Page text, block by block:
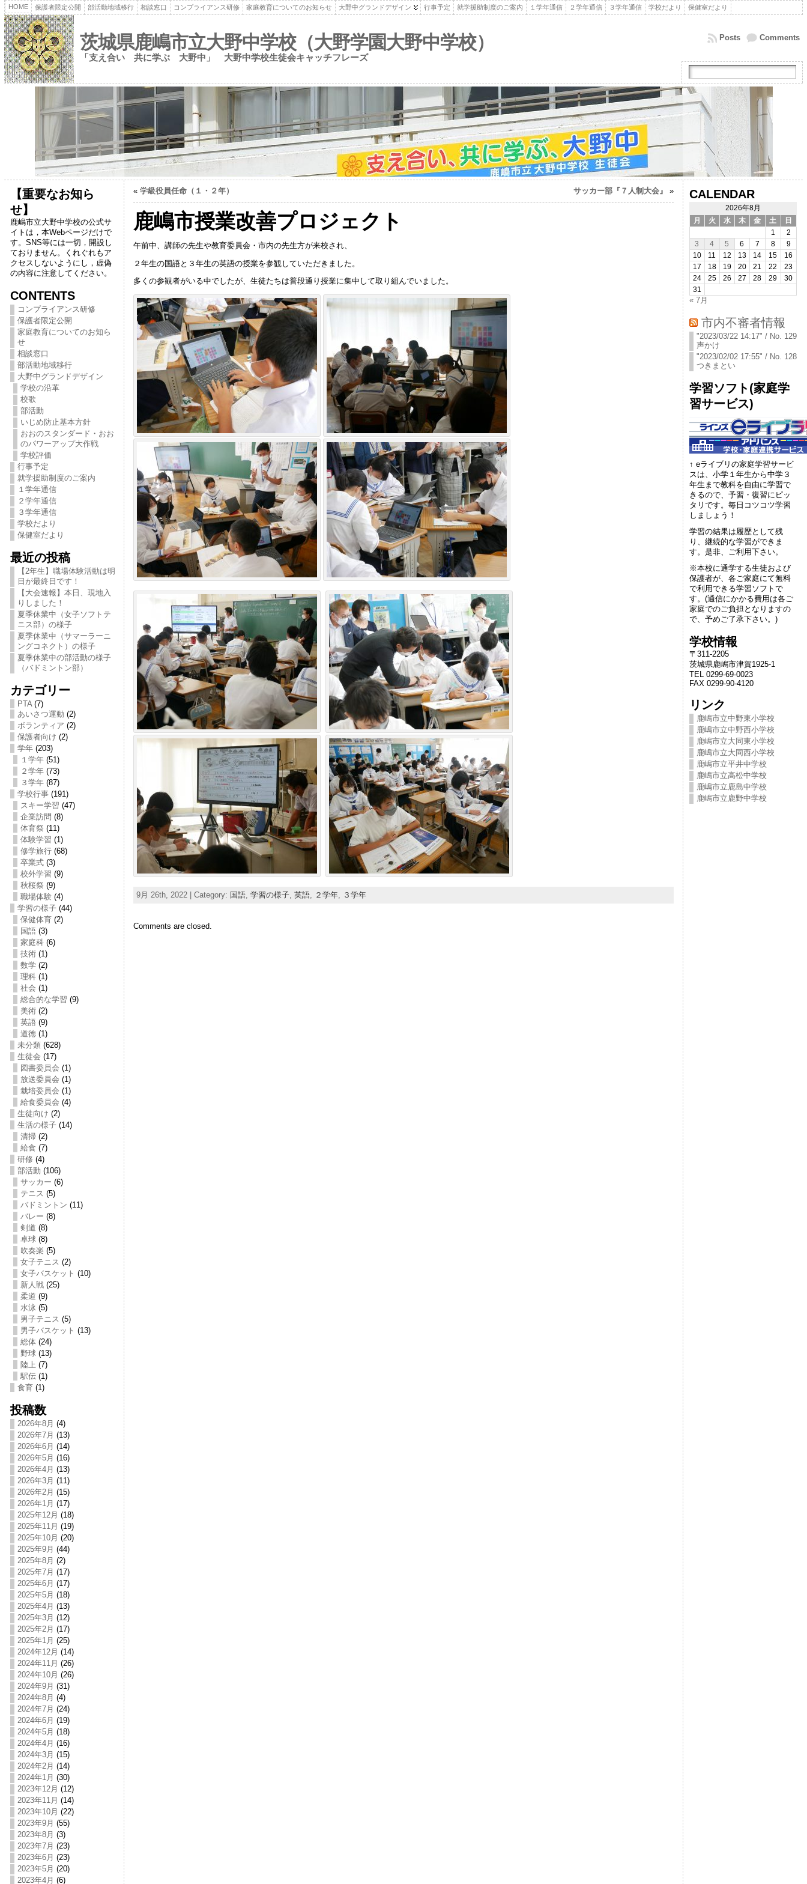
HOME 保護者限定公開 部活動地域移行 相談窓口 コンプライアンス研修 家庭教育についてのお知らせ 大野中グランドデザイン 行事予定 就学援助制度のご案内 １学年通信 ２学年通信 ３学年通信 学校だより 保健室だより
茨城県鹿嶋市立大野中学校（大野学園大野中学校）
「支え合い 共に学ぶ 大野中」 大野中学校生徒会キャッチフレーズ
Comments
Posts
【重要なお知ら
せ】
鹿嶋市立大野中学校の公式サ
イトは，本Webページだけで
す。SNS等には一切，開設し
ておりません。くれぐれもア
クセスしないようにし，虚偽
の内容に注意してください。
CONTENTS
コンプライアンス研修
保護者限定公開
家庭教育についてのお知ら
せ
相談窓口
部活動地域移行
大野中グランドデザイン
学校の沿革
校歌
部活動
いじめ防止基本方針
おおのスタンダード・おお
のパワーアップ大作戦
学校評価
行事予定
就学援助制度のご案内
１学年通信
２学年通信
３学年通信
学校だより
保健室だより
最近の投稿
【2年生】職場体験活動は明
日が最終日です！
【大会速報】本日、現地入
りしました！
夏季休業中（女子ソフトテ
ニス部）の様子
夏季休業中（サマーラーニ
ングコネクト）の様子
夏季休業中の部活動の様子
（バドミントン部）
カテゴリー
PTA(7)
あいさつ運動 (2)
ボランティア (2)
保護者向け (2)
学年(203)
１学年(51)
２学年(73)
３学年(87)
学校行事(191)
スキー学習 (47)
企業訪問 (8)
体育祭 (11)
体験学習 (1)
修学旅行(68)
卒業式(3)
校外学習 (9)
秋桜祭 (9)
職場体験(4)
学習の様子(44)
保健体育(2)
国語(3)
家庭科(6)
技術(1)
数学(2)
理科(1)
社会 (1)
総合的な学習 (9)
美術(2)
英語(9)
道徳(1)
未分類(628)
生徒会 (17)
図書委員会 (1)
放送委員会 (1)
栽培委員会 (1)
給食委員会 (4)
生徒向け (2)
生活の様子(14)
清掃(2)
給食 (7)
研修 (4)
部活動 (106)
サッカー (6)
テニス (5)
バドミントン (11)
バレー (8)
剣道 (8)
卓球(8)
吹奏楽 (5)
女子テニス (2)
女子バスケット (10)
新人戦(25)
柔道 (9)
水泳(5)
男子テニス (5)
男子バスケット (13)
総体(24)
野球(13)
陸上 (7)
駅伝(1)
食育(1)
投稿数
2026年8月 (4)
2026年7月 (13)
2026年6月 (14)
2026年5月 (16)
2026年4月 (13)
2026年3月 (11)
2026年2月 (15)
2026年1月 (17)
2025年12月 (18)
2025年11月 (19)
2025年10月 (20)
2025年9月 (44)
2025年8月 (2)
2025年7月 (17)
2025年6月 (17)
2025年5月 (18)
2025年4月 (13)
2025年3月 (12)
2025年2月 (17)
2025年1月 (25)
2024年12月 (14)
2024年11月 (26)
2024年10月 (26)
2024年9月 (31)
2024年8月 (4)
2024年7月 (24)
2024年6月 (19)
2024年5月 (18)
2024年4月 (16)
2024年3月 (15)
2024年2月 (14)
2024年1月 (30)
2023年12月 (12)
2023年11月 (14)
2023年10月 (22)
2023年9月 (55)
2023年8月 (3)
2023年7月 (23)
2023年6月 (23)
2023年5月 (20)
2023年4月 (6)
« 学級役員任命（１・２年） サッカー部『７人制大会』 »
鹿嶋市授業改善プロジェクト
午前中、講師の先生や教育委員会・市内の先生方が来校され、
２年生の国語と３年生の英語の授業を参観していただきました。
多くの参観者がいる中でしたが、生徒たちは普段通り授業に集中して取り組んでいました。
9月 26th, 2022 | Category: 国語, 学習の様子, 英語, ２学年, ３学年
Comments are closed.
CALENDAR
2026年8月
月
火 水 木 金 土
日
1
2
3
4 5 6 7 8
9
10
11 12 13 14 15
16
17
18 19 20 21 22
23
24
25 26 27 28 29
30
31
« 7月
市内不審者情報
"2023/03/22 14:17" / No. 129
声かけ
"2023/02/02 17:55" / No. 128
つきまとい
学習ソフト(家庭学
習サービス)
↑ eライブリの家庭学習サービ
スは、小学１年生から中学３
年生まで教科を自由に学習で
きるので、予習・復習にピッ
タリです。毎日コツコツ学習
しましょう！
学習の結果は履歴として残
り、継続的な学習ができま
す。是非、ご利用下さい。
※本校に通学する生徒および
保護者が、各ご家庭にて無料
で利用できる学習ソフトで
す。(通信にかかる費用は各ご
家庭でのご負担となりますの
で、予めご了承下さい。)
学校情報
〒311-2205
茨城県鹿嶋市津賀1925-1
TEL 0299-69-0023
FAX 0299-90-4120
リンク
鹿嶋市立中野東小学校
鹿嶋市立中野西小学校
鹿嶋市立大同東小学校
鹿嶋市立大同西小学校
鹿嶋市立平井中学校
鹿嶋市立高松中学校
鹿嶋市立鹿島中学校
鹿嶋市立鹿野中学校